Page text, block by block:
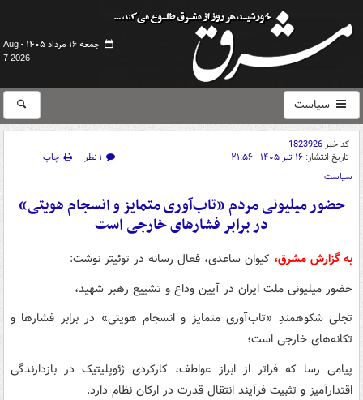
جمعه ۱۶ مرداد ۱۴۰۵ -
Aug
7 2026
سیاست
کد خبر1823926
تاریخ انتشار: ۱۶ تیر ۱۴۰۵ - ۲۱:۵۶ ۱ نظر
چاپ
سیاست
حضور میلیونی مردم «تاب‌آوری متمایز و انسجام هویتی»
در برابر فشارهای خارجی است
به گزارش مشرق، کیوان ساعدی، فعال رسانه در توئیتر نوشت:
حضور میلیونی ملت ایران در آیین وداع و تشییع رهبر شهید،
تجلی شکوهمندِ «تاب‌آوری متمایز و انسجام هویتی» در برابر فشارها و
تکانه‌های خارجی است؛
پیامی رسا که فراتر از ابراز عواطف، کارکردی ژئوپلیتیک در بازدارندگی
اقتدارآمیز و تثبیت فرآیند انتقال قدرت در ارکان نظام دارد.